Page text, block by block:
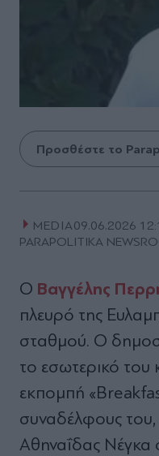
Προσθέστε το
MEDIA09.06.2026
PARAPOLITIKA
Ο Βαγγέλης
πλευρό της
σταθμού. Ο
το εσωτερικό του
εκπομπή
συναδέλφους του,
Αθηναΐδας Νέγκα